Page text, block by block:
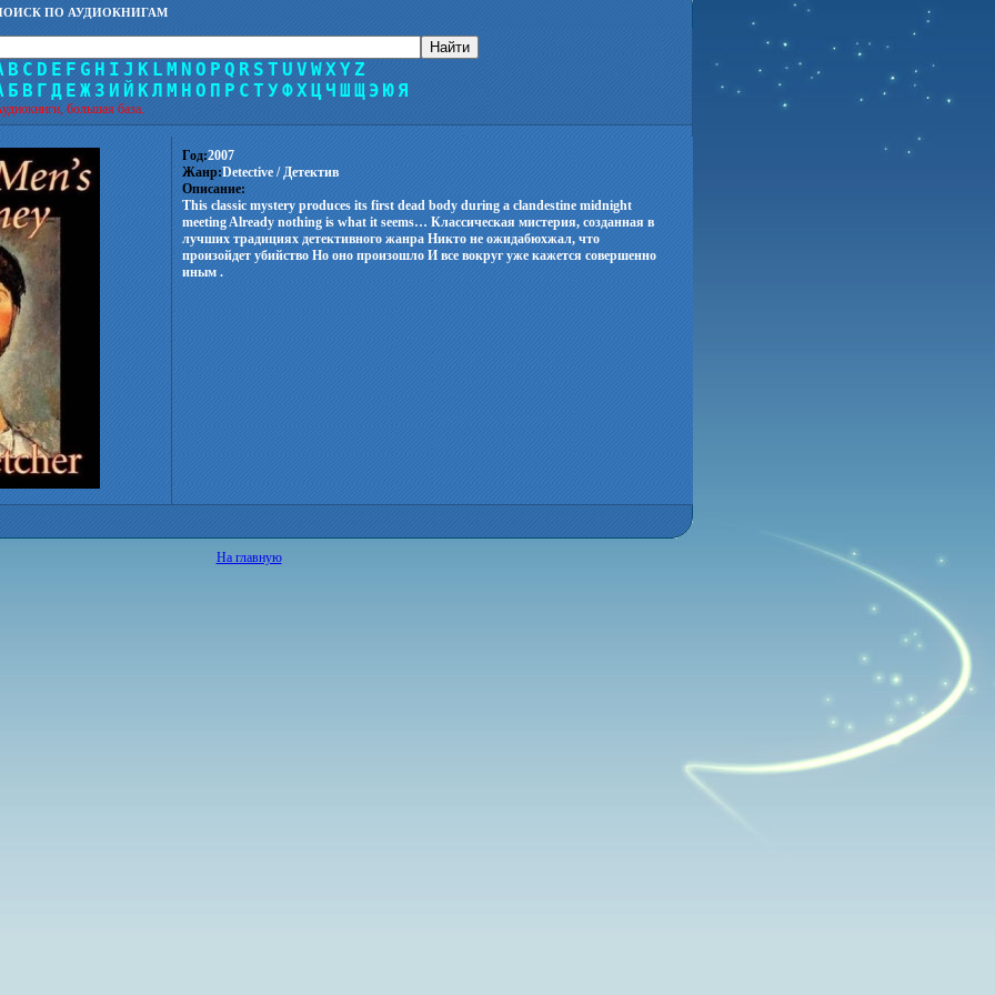
ПО АУДИОКНИГАМ
B C D E F G H I J K L M N O P Q R S T U V WXYZ
Б В Г Д Е Ж З И Й КЛ М Н О П Р С Т УФХ ЦЧ Ш Щ Э ЮЯ
большая база.
Год:2007
Жанр:Detective / Детектив
Описание:
This classic mystery produces its first dead body during a clandestine midnight
meeting Already nothing is what it seems… Классическая мистерия, созданная в
лучших традициях детективного жанра Никто не ожидабюхжал, что
произойдет убийство Но оно произошло И все вокруг уже кажется совершенно
иным .
На главную